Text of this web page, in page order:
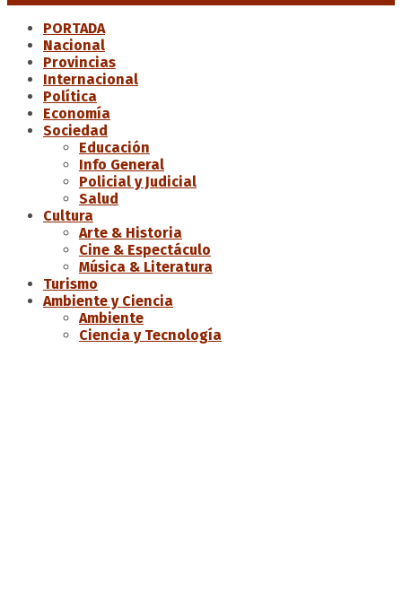
PORTADA
Nacional
Provincias
Internacional
Política
Economía
Sociedad
Educación
Info General
Policial y Judicial
Salud
Cultura
Arte & Historia
Cine & Espectáculo
Música & Literatura
Turismo
Ambiente y Ciencia
Ambiente
Ciencia y Tecnología